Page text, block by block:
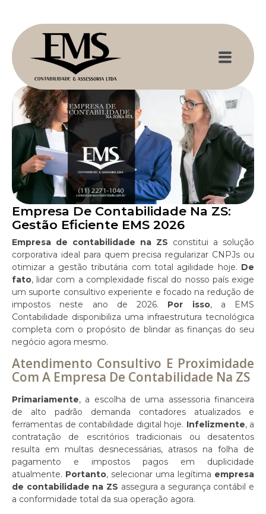
Empresa De Contabilidade Na ZS:
Gestão Eficiente EMS 2026
Empresa de contabilidade na ZS constitui a solução
corporativa ideal para quem precisa regularizar CNPJs ou
otimizar a gestão tributária com total agilidade hoje. De
fato, lidar com a complexidade fiscal do nosso país exige
um suporte consultivo experiente e focado na redução de
impostos neste ano de 2026. Por isso, a EMS
Contabilidade disponibiliza uma infraestrutura tecnológica
completa com o propósito de blindar as finanças do seu
negócio agora mesmo.
Atendimento Consultivo E Proximidade
Com A Empresa De Contabilidade Na ZS
Primariamente, a escolha de uma assessoria financeira
de alto padrão demanda contadores atualizados e
ferramentas de contabilidade digital hoje. Infelizmente, a
contratação de escritórios tradicionais ou desatentos
resulta em multas desnecessárias, atrasos na folha de
pagamento e impostos pagos em duplicidade
atualmente. Portanto, selecionar uma legítima empresa
de contabilidade na ZS assegura a segurança contábil e
a conformidade total da sua operação agora.